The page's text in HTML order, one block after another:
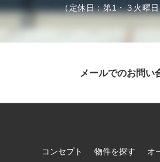
（定休日：第1・３火曜日
メールでのお問い
コンセプト 物件を探す オ